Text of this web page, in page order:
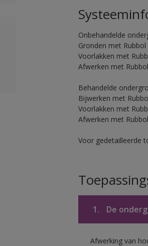
Onbehandelde
Gronden met Rubbol
Voorlakken met
Afwerken met
Behandelde
Bijwerken met
Voorlakken met
Afwerken met
Voor gedetailleerde
1. De
Afwerking van